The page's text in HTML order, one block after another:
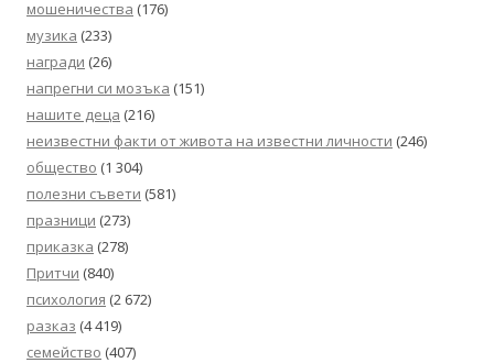
мошеничества (176)
музика (233)
награди (26)
напрегни си мозъка (151)
нашите деца (216)
неизвестни факти от живота на известни личности (246)
общество (1 304)
полезни съвети (581)
празници (273)
приказка (278)
Притчи (840)
психология (2 672)
разказ (4 419)
семейство (407)